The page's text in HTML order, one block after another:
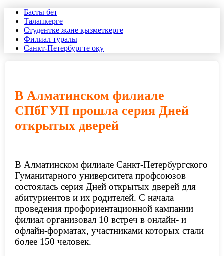
Басты бет
Талапкерге
Студентке және қызметкерге
Филиал туралы
Санкт-Петербургте оқу
В Алматинском филиале
СПбГУП прошла серия Дней
открытых дверей
В Алматинском филиале Санкт-Петербургского
Гуманитарного университета профсоюзов
состоялась серия Дней открытых дверей для
абитуриентов и их родителей. С начала
проведения профориентационной кампании
филиал организовал 10 встреч в онлайн- и
офлайн-форматах, участниками которых стали
более 150 человек.